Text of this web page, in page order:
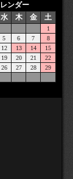
ンダー
水 木 金 土
1
5 6 7
8
12 13 14
15
19 20 21
22
26 27 28
29